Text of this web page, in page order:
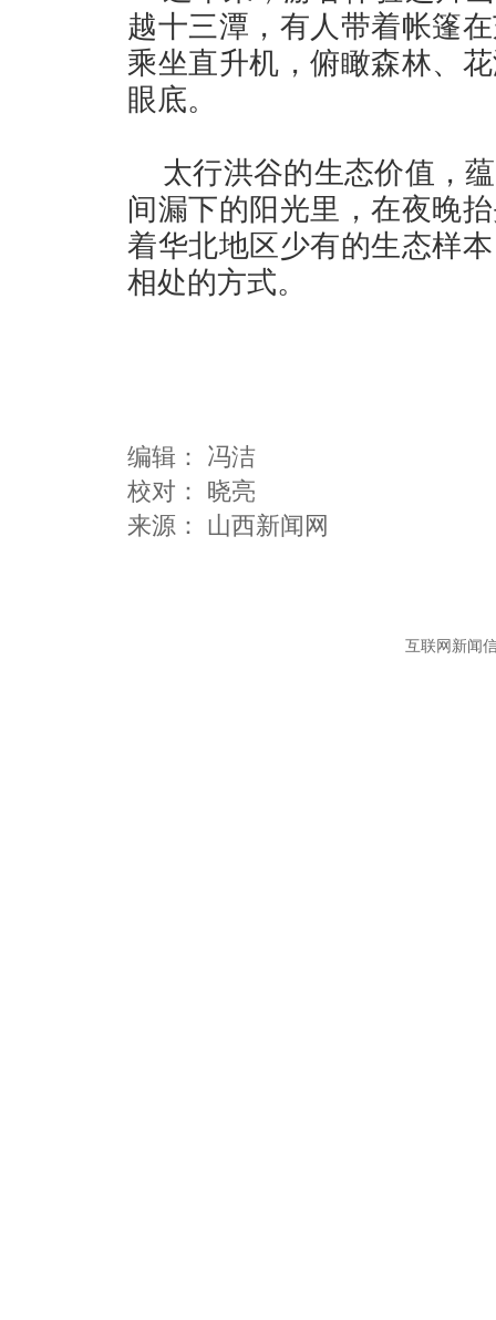
越十三潭，有人带着帐篷
乘坐直升机，俯瞰森林、
眼底。
太行洪谷的生态价值，
间漏下的阳光里，在夜晚
着华北地区少有的生态样
相处的方式。
编辑： 冯洁
校对： 晓亮
互联网新闻